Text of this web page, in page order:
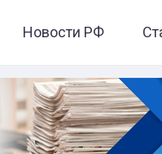
Новости РФ